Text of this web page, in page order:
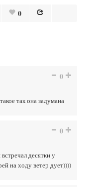
0
0
так она задумана
0
десятки у
на ходу ветер дует))))